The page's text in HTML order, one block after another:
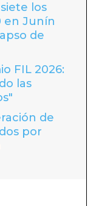
los
en Junín
de
FIL 2026:
las
de
por